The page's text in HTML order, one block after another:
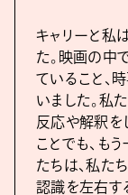
キャリーと私
た。映画の中
ていること、
いました。私
反応や解釈を
ことでも、も
たちは、私た
認識を左右す